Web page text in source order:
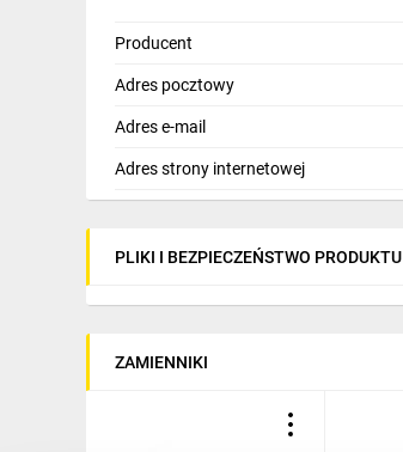
Producent
Adres pocztowy
Adres e-mail
Adres strony internetowej
PLIKI I BEZPIECZEŃSTWO PRODUKTU
ZAMIENNIKI